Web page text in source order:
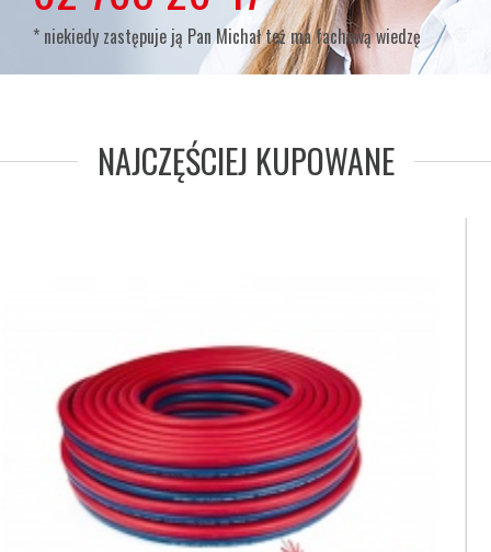
* niekiedy zastępuje ją Pan Michał też ma fachową wiedzę
NAJCZĘŚCIEJ KUPOWANE